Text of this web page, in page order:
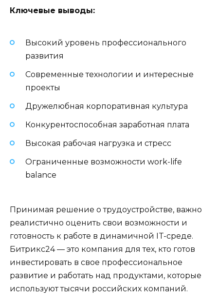
Ключевые выводы:
Высокий уровень профессионального
развития
Современные технологии и интересные
проекты
Дружелюбная корпоративная культура
Конкурентоспособная заработная плата
Высокая рабочая нагрузка и стресс
Ограниченные возможности work-life
balance
Принимая решение о трудоустройстве, важно
реалистично оценить свои возможности и
готовность к работе в динамичной IT-среде.
Битрикс24 — это компания для тех, кто готов
инвестировать в свое профессиональное
развитие и работать над продуктами, которые
используют тысячи российских компаний.